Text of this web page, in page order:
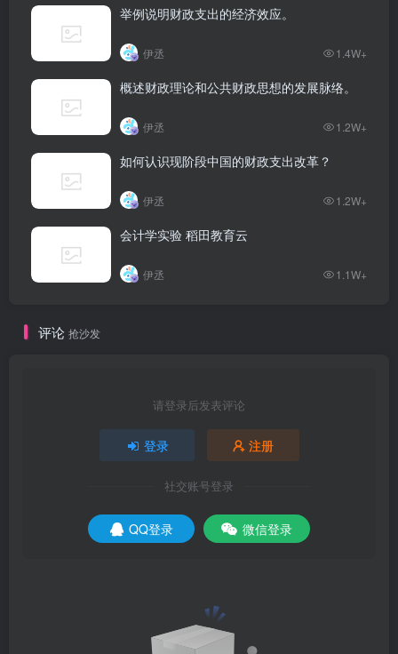
举例说明财政支出的经济效应。
伊丞 1.4W+
概述财政理论和公共财政思想的发展脉络。
伊丞 1.2W+
如何认识现阶段中国的财政支出改革？
伊丞 1.2W+
会计学实验 稻田教育云
伊丞 1.1W+
评论 抢沙发
请登录后发表评论
登录 注册
社交账号登录
QQ登录 微信登录